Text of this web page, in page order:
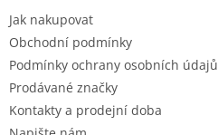
Jak nakupovat
Obchodní podmínky
Podmínky ochrany osobních údajů
Prodávané značky
Kontakty a prodejní doba